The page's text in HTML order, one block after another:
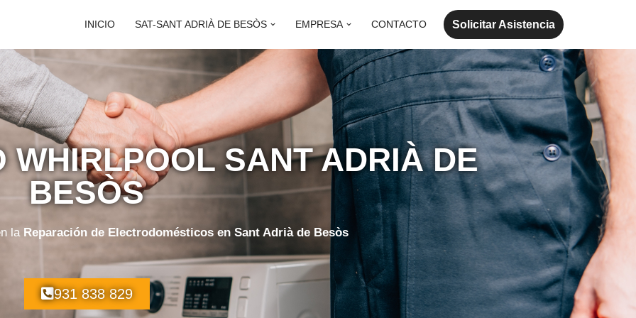
INICIO SAT-SANT ADRIÀ DE BESÒS EMPRESA CONTACTO Solicitar Asistencia
WHIRLPOOL SANT ADRIÀ DE
BESÒS
la Reparación de Electrodomésticos en Sant Adrià de Besòs
931 838 829